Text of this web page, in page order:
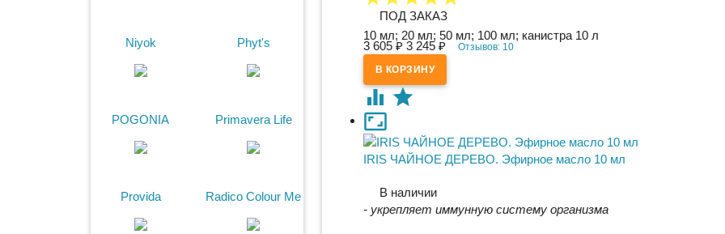
Niyok Phyt's
POGONIA Primavera Life
Provida Radico Colour Me
ПОД ЗАКАЗ
10 мл; 20 мл; 50 мл; 100 мл; канистра 10 л
3 605 ₽ 3 245 ₽ Отзывов: 10
IRIS ЧАЙНОЕ ДЕРЕВО. Эфирное масло 10 мл
В наличии
- укрепляет иммунную систему организма